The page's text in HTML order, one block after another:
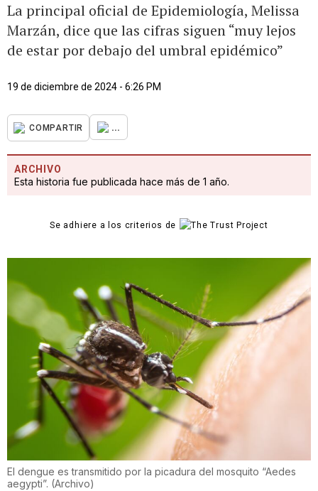
La principal oficial de Epidemiología, Melissa
Marzán, dice que las cifras siguen “muy lejos
de estar por debajo del umbral epidémico”
19 de diciembre de 2024 - 6:26 PM
COMPARTIR ...
ARCHIVO
Esta historia fue publicada hace más de 1 año.
Se adhiere a los criterios de
El dengue es transmitido por la picadura del mosquito “Aedes
aegypti”. (Archivo)